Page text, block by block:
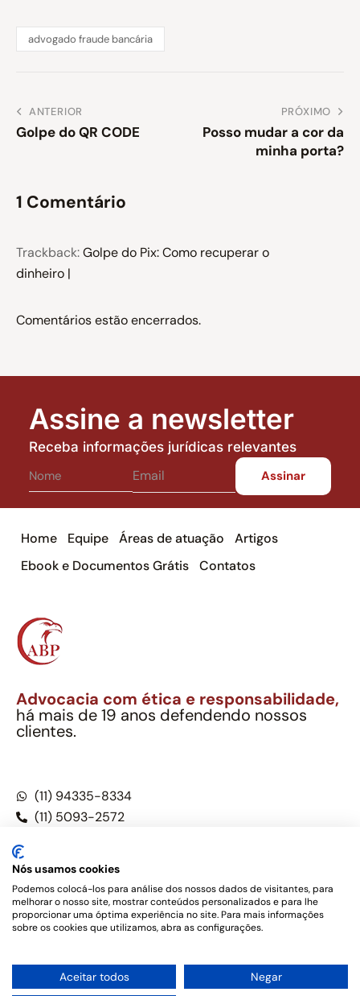
advogado fraude bancária
ANTERIOR
Golpe do QR CODE
PRÓXIMO
Posso mudar a cor da
minha porta?
1 Comentário
Trackback:Golpe do Pix: Como recuperar o
dinheiro |
Comentários estão encerrados.
Assine a newsletter
Receba informações jurídicas relevantes
Home Equipe Áreas de atuação
Artigos
Ebook e Documentos Grátis
Contatos
Advocacia com ética e responsabilidade,
há mais de 19 anos defendendo nossos
clientes.
(11) 94335-8334
(11) 5093-2572
Este site não é um produto Meta Platforms, Inc., Google LLC,
tampouco oferece serviços públicos oficiais. Somos um
o Código de Ética e Disciplina da OAB do Brasil – Alexandre
Berthe Pinto Soc. de Adv, OAB/SP nº 22477 –Política de
Nós usamos cookies
Podemos colocá-los para análise dos nossos dados de visitantes, para
melhorar o nosso site, mostrar conteúdos personalizados e para lhe
proporcionar uma óptima experiência no site. Para mais informações
sobre os cookies que utilizamos, abra as configurações.
Aceitar todos Negar